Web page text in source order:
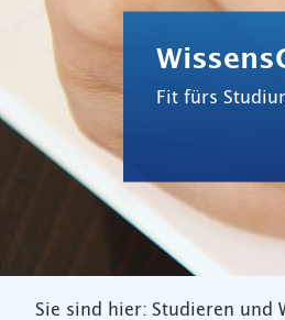
Fit fürs
Sie sind hier: Studieren und